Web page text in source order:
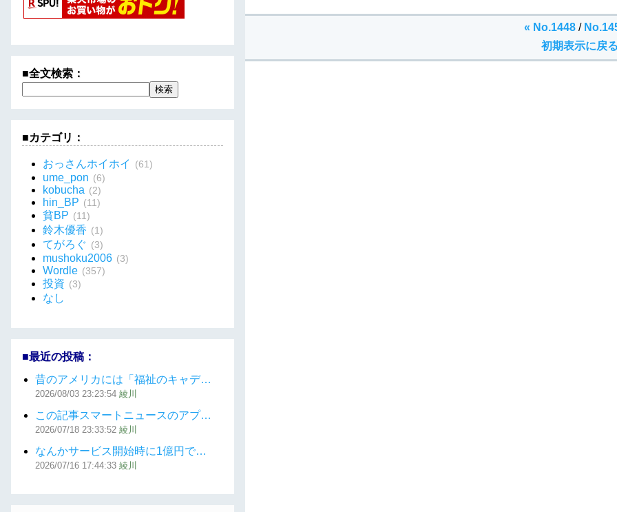
« No.1448 /
初期表示に戻る
■全文検索：
■カテゴリ：
おっさんホイホイ (61)
ume_pon (6)
kobucha (2)
hin_BP (11)
貧BP (11)
鈴木優香 (1)
てがろぐ (3)
mushoku2006 (3)
Wordle (357)
投資 (3)
なし
■最近の投稿：
昔のアメリカには「福祉のキャデ…
2026/08/03 23:23:54 綾川
この記事スマートニュースのアプ…
2026/07/18 23:33:52 綾川
なんかサービス開始時に1億円で…
2026/07/16 17:44:33 綾川